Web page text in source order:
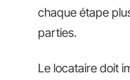
chaque étape
parties.
Le locataire doit